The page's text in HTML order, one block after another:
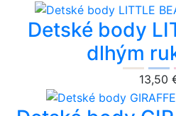
Detské body
dlhým
13,50